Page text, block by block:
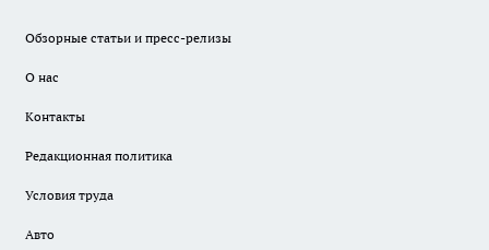
Обзорные статьи и пресс-релизы
О нас
Контакты
Редакционная политика
Условия труда
Авто